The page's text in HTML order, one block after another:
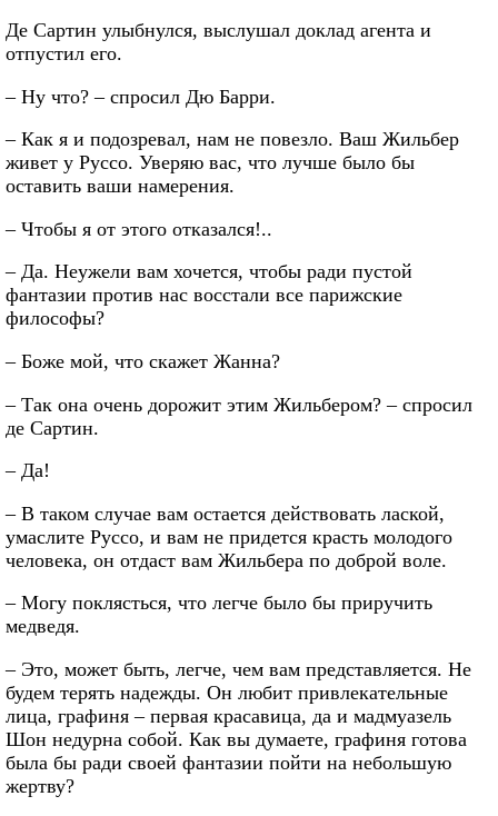
Де Сартин улыбнулся, выслушал доклад агента и
отпустил его.
– Ну что? – спросил Дю Барри.
– Как я и подозревал, нам не повезло. Ваш Жильбер
живет у Руссо. Уверяю вас, что лучше было бы
оставить ваши намерения.
– Чтобы я от этого отказался!..
– Да. Неужели вам хочется, чтобы ради пустой
фантазии против нас восстали все парижские
философы?
– Боже мой, что скажет Жанна?
– Так она очень дорожит этим Жильбером? – спросил
де Сартин.
– Да!
– В таком случае вам остается действовать лаской,
умаслите Руссо, и вам не придется красть молодого
человека, он отдаст вам Жильбера по доброй воле.
– Могу поклясться, что легче было бы приручить
медведя.
– Это, может быть, легче, чем вам представляется. Не
будем терять надежды. Он любит привлекательные
лица, графиня – первая красавица, да и мадмуазель
Шон недурна собой. Как вы думаете, графиня готова
была бы ради своей фантазии пойти на небольшую
жертву?